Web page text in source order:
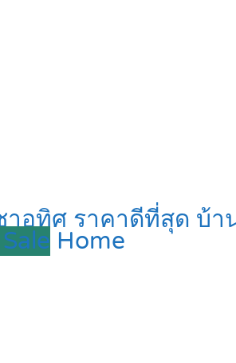
อุทิศ ราคาดีที่สุด บ้
Home